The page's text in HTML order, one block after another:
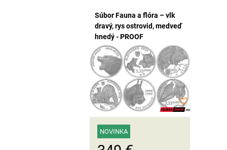
Súbor Fauna a flóra – vlk
dravý, rys ostrovid, medveď
hnedý - PROOF
NOVINKA